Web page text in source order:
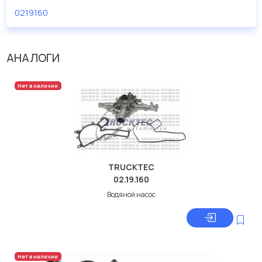
0219160
АНАЛОГИ
Нет в наличии
TRUCKTEC
02.19.160
Водяной насос
Нет в наличии